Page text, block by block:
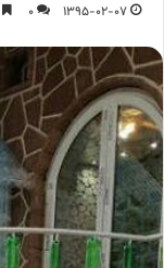
1395-02-07
0